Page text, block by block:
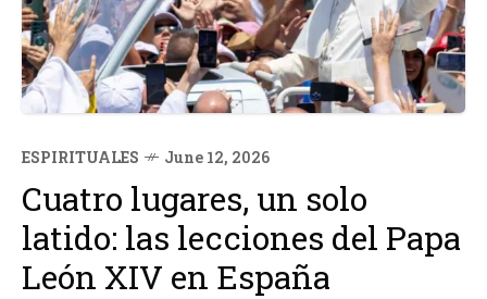
ESPIRITUALES June 12, 2026
Cuatro lugares, un solo
latido: las lecciones del Papa
León XIV en España